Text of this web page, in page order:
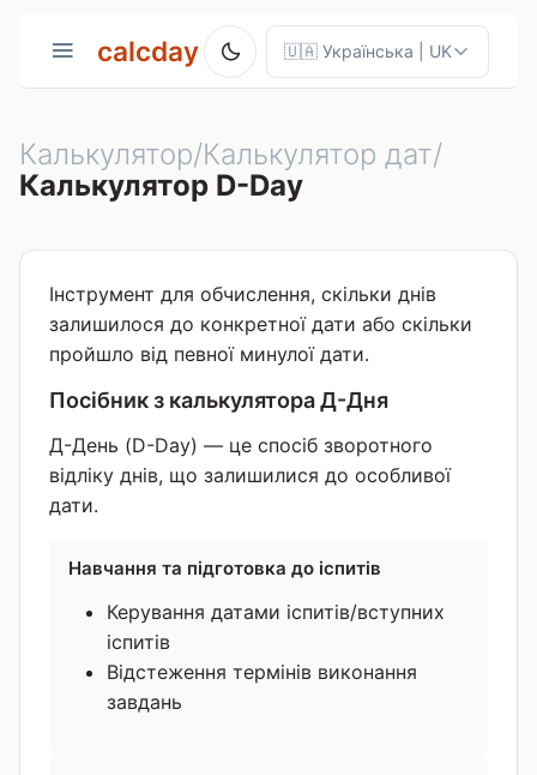
calcday
Калькулятор/Калькулятор дат/
Калькулятор D-Day
Інструмент для обчислення, скільки днів
залишилося до конкретної дати або скільки
пройшло від певної минулої дати.
Посібник з калькулятора Д-Дня
Д-День (D-Day) — це спосіб зворотного
відліку днів, що залишилися до особливої
дати.
Навчання та підготовка до іспитів
Керування датами іспитів/вступних
іспитів
Відстеження термінів виконання
завдань